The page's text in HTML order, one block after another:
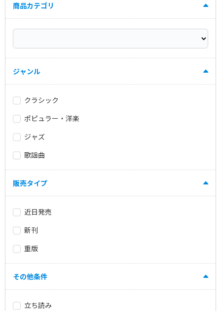
商品カテゴリ
ジャンル
クラシック
ポピュラー・洋楽
ジャズ
歌謡曲
販売タイプ
近日発売
新刊
重版
その他条件
立ち読み